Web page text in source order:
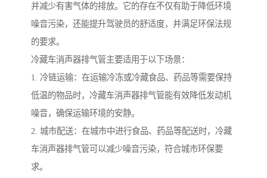
并减少有害气体的排放。它的存在不仅有助于降低环境
噪音污染，还能提升驾驶员的舒适度，并满足环保法规
的要求。
冷藏车消声器排气管主要适用于以下场景：
1. 冷链运输：在运输冷冻或冷藏食品、药品等需要保持
低温的物品时，冷藏车消声器排气管能有效降低发动机
噪音，确保运输环境的安静。
2. 城市配送：在城市中进行食品、药品等配送时，冷藏
车消声器排气管可以减少噪音污染，符合城市环保要
求。